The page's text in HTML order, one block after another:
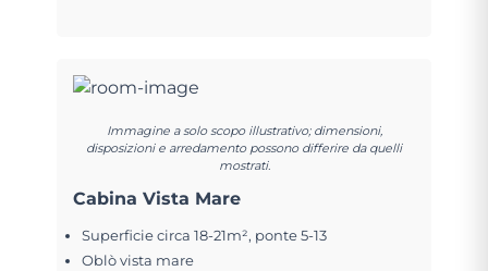
Immagine a solo scopo illustrativo; dimensioni,
disposizioni e arredamento possono differire da quelli
mostrati.
Cabina Vista Mare
Superficie circa 18-21m², ponte 5-13
Oblò vista mare